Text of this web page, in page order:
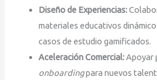
Diseño de Experiencias:
materiales educativos
casos de estudio gamificados.
Aceleración Comercial:Apoyar
onboardingpara nuevos